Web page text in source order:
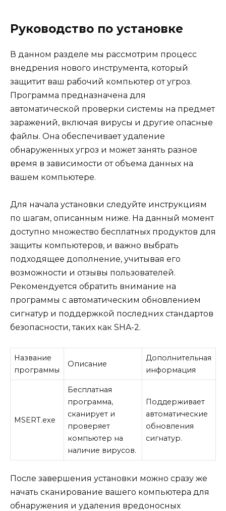
Руководство по установке
В данном разделе мы рассмотрим процесс
внедрения нового инструмента, который
защитит ваш рабочий компьютер от угроз.
Программа предназначена для
автоматической проверки системы на предмет
заражений, включая вирусы и другие опасные
файлы. Она обеспечивает удаление
обнаруженных угроз и может занять разное
время в зависимости от объема данных на
вашем компьютере.
Для начала установки следуйте инструкциям
по шагам, описанным ниже. На данный момент
доступно множество бесплатных продуктов для
защиты компьютеров, и важно выбрать
подходящее дополнение, учитывая его
возможности и отзывы пользователей.
Рекомендуется обратить внимание на
программы с автоматическим обновлением
сигнатур и поддержкой последних стандартов
безопасности, таких как SHA-2.
Название
программы
Описание
Дополнительная
информация
MSERT.exe
Бесплатная
программа,
сканирует и
проверяет
компьютер на
наличие вирусов.
Поддерживает
автоматические
обновления
сигнатур.
После завершения установки можно сразу же
начать сканирование вашего компьютера для
обнаружения и удаления вредоносных